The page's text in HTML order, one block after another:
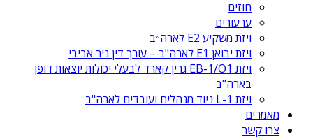
חוזים
ערעורים
ויזת משקיע E2 לארה״ב
ויזת יבואן E1 לארה"ב – עורך דין ניר אביבי
ויזת EB-1/O1 גרין קארד לבעלי יכולות יוצאות דופן
בארה"ב
ויזת L-1 ניוד מנהלים ועובדים לארה"ב
מאמרים
צרו קשר